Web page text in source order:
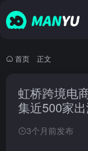
首页 正文
虹桥跨境电
集近500家
3个月前发布